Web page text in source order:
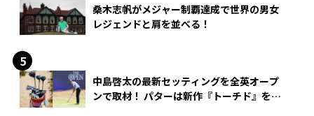
桑木志帆がメジャー制覇達成で世界の男女
レジェンドと肩を並べる！
中島啓太の最新セッティングを全英オープ
ンで取材！ パターは新作『トーチド』を投